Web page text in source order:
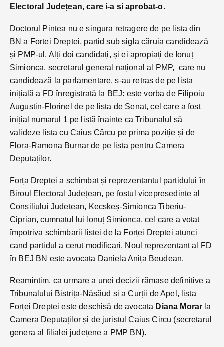
Electoral Județean, care i-a si aprobat-o.
Doctorul Pintea nu e singura retragere de pe lista din
BN a Fortei Dreptei, partid sub sigla căruia candidează
și PMP-ul. Alți doi candidați, și ei apropiați de Ionuț
Simionca, secretarul general național al PMP, care nu
candidează la parlamentare, s-au retras de pe lista
inițială a FD înregistrată la BEJ: este vorba de Filipoiu
Augustin-Florinel de pe lista de Senat, cel care a fost
inițial numarul 1 pe listă înainte ca Tribunalul să
valideze lista cu Caius Cârcu pe prima poziție și de
Flora-Ramona Burnar de pe lista pentru Camera
Deputaților.
Forța Dreptei a schimbat și reprezentantul partidului în
Biroul Electoral Județean, pe fostul vicepresedinte al
Consiliului Judetean, Kecskeș-Simionca Tiberiu-
Ciprian, cumnatul lui Ionuț Simionca, cel care a votat
împotriva schimbarii listei de la Forței Dreptei atunci
cand partidul a cerut modificari. Noul reprezentant al FD
în BEJ BN este avocata Daniela Anița Beudean.
Reamintim, ca urmare a unei decizii rămase definitive a
Tribunalului Bistrița-Năsăud si a Curții de Apel, lista
Forței Dreptei este deschisă de avocata Diana Morar la
Camera Deputaților și de juristul Caius Circu (secretarul
genera al filialei județene a PMP BN).